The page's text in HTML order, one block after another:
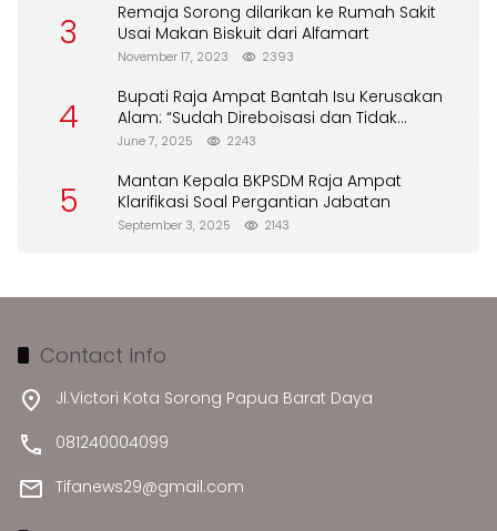
3
Remaja Sorong dilarikan ke Rumah Sakit
Usai Makan Biskuit dari Alfamart
November 17, 2023 2393
4
Bupati Raja Ampat Bantah Isu Kerusakan
Alam: “Sudah Direboisasi dan Tidak
Merusak Lingkungan”
June 7, 2025 2243
5
Mantan Kepala BKPSDM Raja Ampat
Klarifikasi Soal Pergantian Jabatan
September 3, 2025 2143
Contact Info
Jl.Victori Kota Sorong Papua Barat Daya
081240004099
Tifanews29@gmail.com